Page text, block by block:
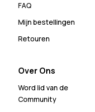
FAQ
Mijn bestellingen
Retouren
Over Ons
Word lid van de
Community